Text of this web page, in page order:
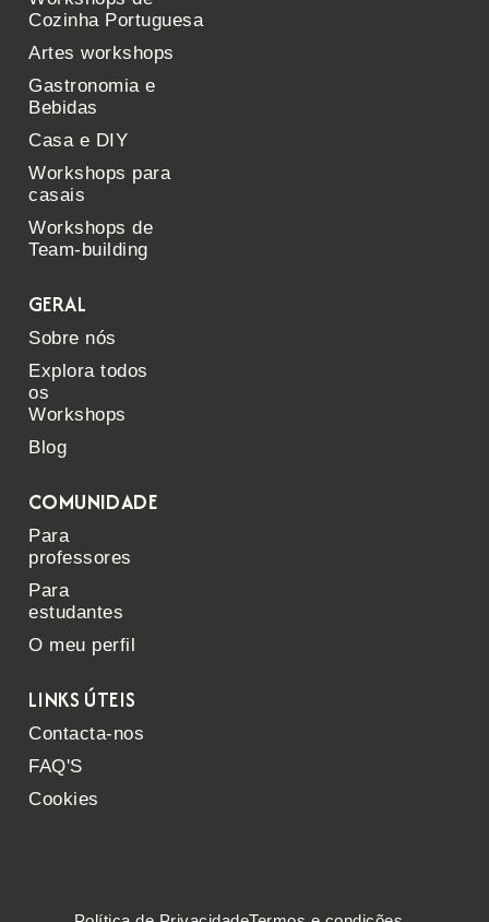
Cozinha Portuguesa
Artes workshops
Gastronomia e
Bebidas
Casa e DIY
Workshops para
casais
Workshops de
Team-building
GERAL
Sobre nós
Explora todos
os
Workshops
Blog
COMUNIDADE
Para
professores
Para
estudantes
O meu perfil
LINKS ÚTEIS
Contacta-nos
FAQ'S
Cookies